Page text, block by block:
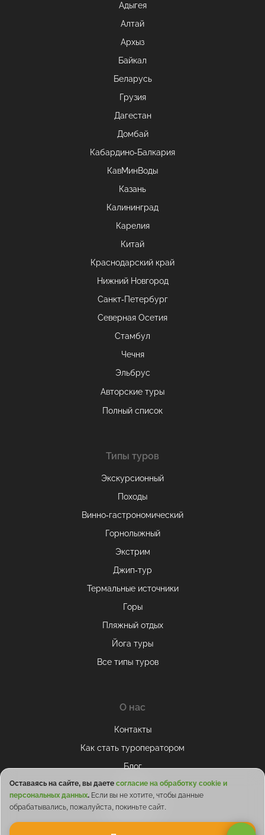
Адыгея
Алтай
Архыз
Байкал
Беларусь
Грузия
Дагестан
Домбай
Кабардино-Балкария
КавМинВоды
Казань
Калининград
Карелия
Китай
Краснодарский край
Нижний Новгород
Санкт-Петербург
Северная Осетия
Стамбул
Чечня
Эльбрус
Авторские туры
Полный список
Типы туров
Экскурсионный
Походы
Винно-гастрономический
Горнолыжный
Экстрим
Джип-тур
Термальные источники
Горы
Пляжный отдых
Йога туры
Все типы туров
О нас
Контакты
Как стать туроператором
Блог
Отзывы
Сотрудничество
ТОП-30 мест
Оставаясь на сайте, вы даете согласие на обработку cookie и
персональных данных. Если вы не хотите, чтобы данные
обрабатывались, пожалуйста, покиньте сайт.